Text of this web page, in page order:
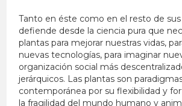
Tanto en éste como en el resto de
defiende desde la ciencia pura que
plantas para mejorar nuestras vidas,
nuevas tecnologías, para imaginar
organización social más
jerárquicos. Las plantas son
contemporánea por su flexibilidad y
la fragilidad del mundo humano y